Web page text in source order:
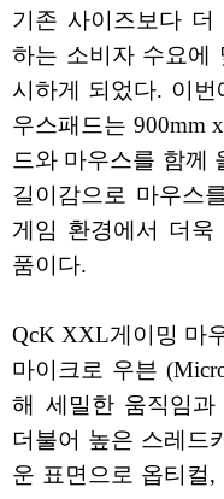
기존 사이즈보다 더
하는 소비자 수요에
시하게 되었다. 이
우스패드는 900mm
드와 마우스를 함께
길이감으로 마우스
게임 환경에서 더욱
품이다.
QcK XXL게이밍 마
마이크로 우븐
해 세밀한 움직임
더불어 높은 스레드
운 표면으로 옵티컬,